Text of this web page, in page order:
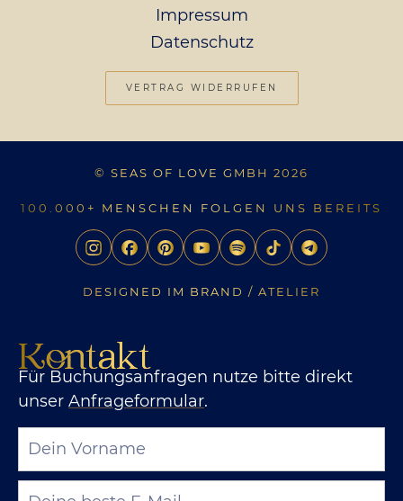
Impressum
Datenschutz
VERTRAG WIDERRUFEN
© SEAS OF LOVE GMBH 2026
100.000+ MENSCHEN FOLGEN UNS BEREITS
DESIGNED IM BRAND / ATELIER
Kontakt
Für Buchungsanfragen nutze bitte direkt
unser Anfrageformular.